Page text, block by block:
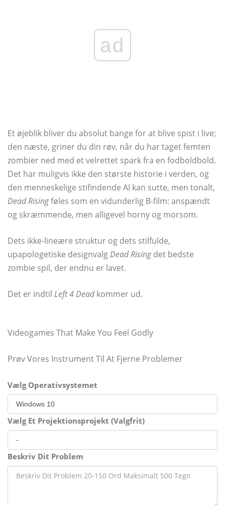
ad
Et øjeblik bliver du absolut bange for at blive spist i live;
den næste, griner du din røv, når du har taget femten
zombier ned med et velrettet spark fra en fodboldbold.
Det har muligvis ikke den største historie i verden, og
den menneskelige stifindende AI kan sutte, men tonalt,
Dead Risingføles som en vidunderlig B-film: anspændt
og skræmmende, men alligevel horny og morsom.
Dets ikke-lineære struktur og dets stilfulde,
upapologetiske designvalgDead Risingdet bedste
zombie spil, der endnu er lavet.
Det er indtil Left 4 Deadkommer ud.
Videogames That Make You Feel Godly
Prøv Vores Instrument Til At Fjerne Problemer
Vælg Operativsystemet
Vælg Et Projektionsprojekt (Valgfrit)
Beskriv Dit Problem